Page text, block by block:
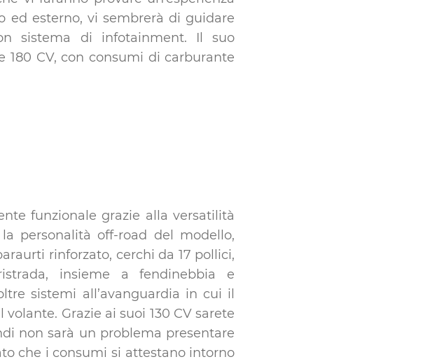
ed esterno, vi sembrerà di guidare
sistema di infotainment. Il suo
180 CV, con consumi di carburante
funzionale grazie alla versatilità
personalità off-road del modello,
rinforzato, cerchi da 17 pollici,
insieme a fendinebbia e
sistemi all’avanguardia in cui il
Grazie ai suoi 130 CV sarete
non sarà un problema presentare
che i consumi si attestano intorno